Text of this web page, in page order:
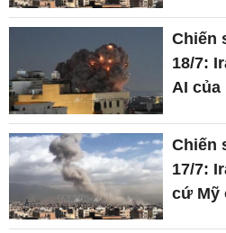
Chiến
18/7:
AI của
Chiến
17/7:
cứ Mỹ